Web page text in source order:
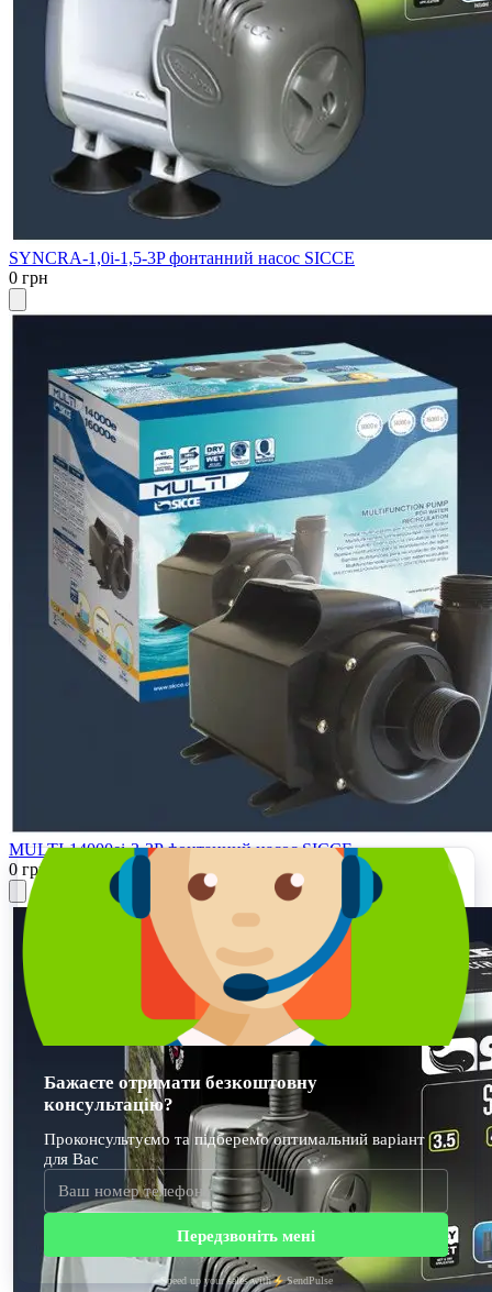
SYNCRA-1,0i-1,5-3P фонтанний насос SICCE
0 грн
MULTI-14000ei-3-3P фонтанний насос SICCE
0 грн